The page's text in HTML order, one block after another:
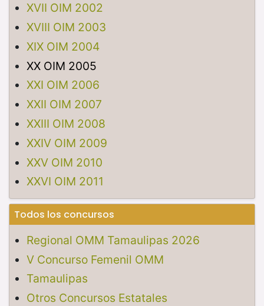
XVII OIM 2002
XVIII OIM 2003
XIX OIM 2004
XX OIM 2005
XXI OIM 2006
XXII OIM 2007
XXIII OIM 2008
XXIV OIM 2009
XXV OIM 2010
XXVI OIM 2011
Todos los concursos
Regional OMM Tamaulipas 2026
V Concurso Femenil OMM
Tamaulipas
Otros Concursos Estatales